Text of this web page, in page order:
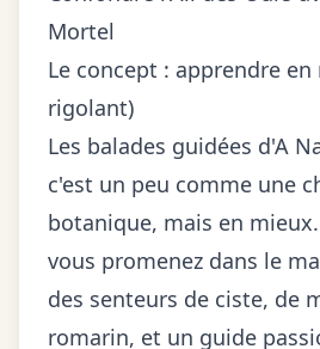
Mortel
Le concept : apprendre
rigolant)
Les balades guidées d'A
c'est un peu comme une
botanique, mais en
vous promenez dans le
des senteurs de ciste, de
romarin, et un guide